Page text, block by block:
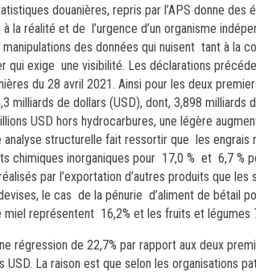
douanières, repris par l’APS donne
la réalité et de l’urgence d’un organisme
des données qui nuisent tant à la
qui exige une visibilité. Les déclarations
du 28 avril 2021. Ainsi pour les deux
milliards de dollars (USD), dont, 3,898
USD hors hydrocarbures, une légère
analyse structurelle fait ressortir que les
chimiques inorganiques pour 17,0 % et 6,7 %
par l’exportation d’autres produits que
le cas de la pénurie d’aliment de bétail
représentent 16,2% et les fruits et
régression de 22,7% par rapport aux deux
La raison est que selon les organisations